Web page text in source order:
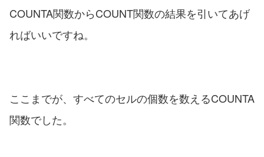
COUNTA関数からCOUNT関数の結果を引いてあげ
ればいいですね。
ここまでが、すべてのセルの個数を数えるCOUNTA
関数でした。